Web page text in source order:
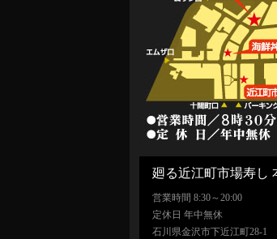
廻る近江町市場寿し
営業時間 8:30～20:00
定休日 年中無休
石川県金沢市下近江町28-1